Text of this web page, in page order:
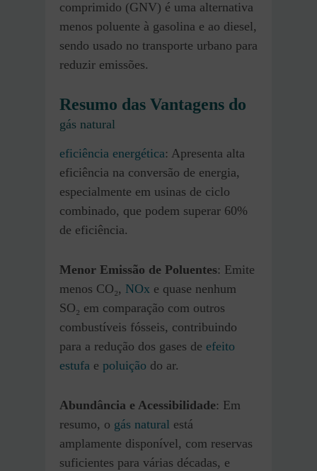
comprimido (GNV) é uma alternativa
menos poluente à gasolina e ao diesel,
sendo usado no transporte urbano para
reduzir emissões.
Resumo das Vantagens do
gás natural
eficiência energética: Apresenta alta
eficiência na conversão de energia,
especialmente em usinas de ciclo
combinado, que podem superar 60%
de eficiência.
Menor Emissão de Poluentes: Emite
menos CO₂, NOx e quase nenhum
SO₂ em comparação com outros
combustíveis fósseis, contribuindo
para a redução dos gases de efeito
estufa e poluição do ar.
Abundância e Acessibilidade: Em
resumo, o gás natural está
amplamente disponível, com reservas
suficientes para várias décadas, e